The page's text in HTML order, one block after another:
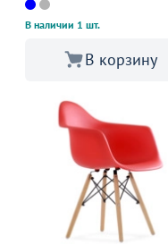
В наличии 1 шт.
В корзину